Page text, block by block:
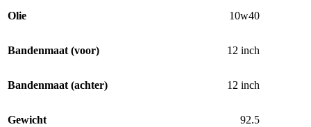
Olie 10w40
Bandenmaat (voor) 12 inch
Bandenmaat (achter) 12 inch
Gewicht 92.5